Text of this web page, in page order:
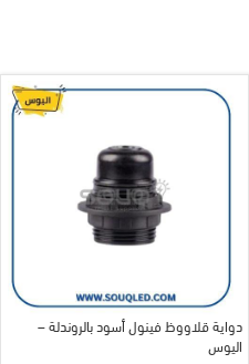
دواية قلاووظ فينول أسود بالروندلة –
اليوس